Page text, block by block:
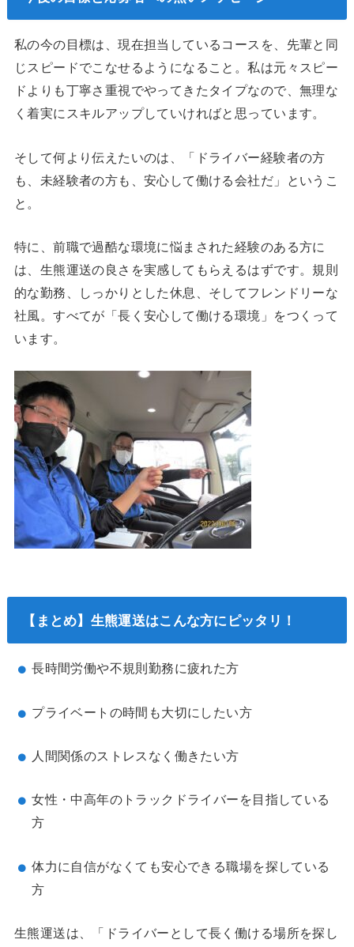
私の今の目標は、現在担当しているコースを、先輩と同
じスピードでこなせるようになること。私は元々スピー
ドよりも丁寧さ重視でやってきたタイプなので、無理な
く着実にスキルアップしていければと思っています。
そして何より伝えたいのは、「ドライバー経験者の方
も、未経験者の方も、安心して働ける会社だ」というこ
と。
特に、前職で過酷な環境に悩まされた経験のある方に
は、生熊運送の良さを実感してもらえるはずです。規則
的な勤務、しっかりとした休息、そしてフレンドリーな
社風。すべてが「長く安心して働ける環境」をつくって
います。
【まとめ】生熊運送はこんな方にピッタリ！
長時間労働や不規則勤務に疲れた方
プライベートの時間も大切にしたい方
人間関係のストレスなく働きたい方
女性・中高年のトラックドライバーを目指している
方
体力に自信がなくても安心できる職場を探している
方
生熊運送は、「ドライバーとして長く働ける場所を探し